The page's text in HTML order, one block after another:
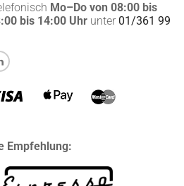
Mo–Do von 08:00 bis
bis 14:00 Uhr unter 01/361 99
Empfehlung: